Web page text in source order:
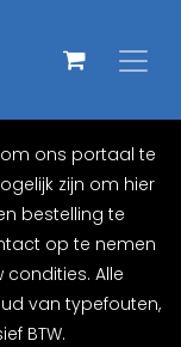
ons portaal te
zijn om hier
bestelling te
op te nemen
Alle
van typefouten,
BTW.